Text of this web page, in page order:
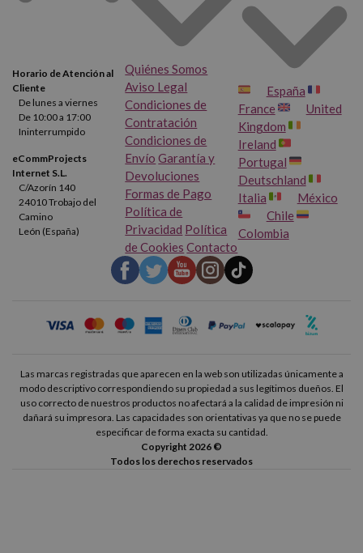
Horario de Atención al
Cliente
De lunes a viernes
De 10:00 a 17:00
Ininterrumpido
eCommProjects
Internet S.L.
C/Azorín 140
24010 Trobajo del
Camino
León (España)
Quiénes Somos
Aviso Legal
Condiciones de
Contratación
Condiciones de
Envío Garantía y
Devoluciones
Formas de Pago
Política de
Privacidad Política
de Cookies Contacto
España
France
United
Kingdom
Ireland
Portugal
Deutschland
Italia
México
Chile
Colombia
Las marcas registradas que aparecen en la web son utilizadas únicamente a
modo descriptivo correspondiendo su propiedad a sus legítimos dueños. El
uso correcto de nuestros productos no afectará a la calidad de impresión ni
dañará su impresora. Las capacidades son orientativas ya que no se puede
especificar de forma exacta su cantidad.
Copyright 2026 ©
Todos los derechos reservados